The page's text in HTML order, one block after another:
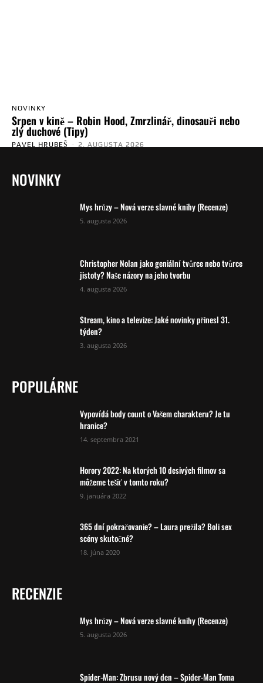
NOVINKY
Srpen v kině – Robin Hood, Zmrzlinář, dinosauři nebo
zlý duchové (Tipy)
PAVEL HRUBEŠ - 2. AUGUSTA 2026
NOVINKY
Mys hrůzy – Nová verze slavné knihy (Recenze)
5. augusta 2026
Christopher Nolan jako geniální tvůrce nebo tvůrce
jistoty? Naše názory na jeho tvorbu
4. augusta 2026
Stream, kino a televize: Jaké novinky přinesl 31.
týden?
3. augusta 2026
POPULÁRNE
Vypovídá body count o Vašem charakteru? Je tu
hranice?
14. septembra 2021
Horory 2022: Na ktorých 10 desivých filmov sa
môžeme tešiť v tomto roku?
9. januára 2022
365 dní pokračovanie? – Laura prežila? Boli sex
scény skutočné?
18. júna 2020
RECENZIE
Mys hrůzy – Nová verze slavné knihy (Recenze)
5. augusta 2026
Spider-Man: Zbrusu nový den – Spider-Man Toma